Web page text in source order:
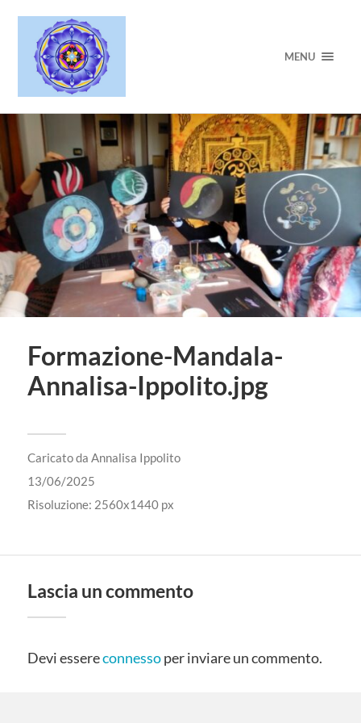
MENU
Formazione-Mandala-
Annalisa-Ippolito.jpg
Caricato da Annalisa Ippolito
13/06/2025
Risoluzione: 2560x1440 px
Lascia un commento
Devi essereconnessoper inviare un commento.